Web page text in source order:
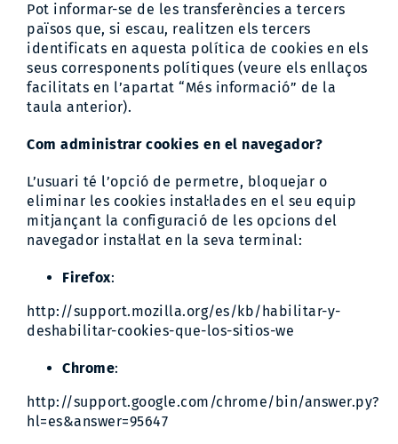
Pot informar-se de les transferències a tercers
països que, si escau, realitzen els tercers
identificats en aquesta política de cookies en els
seus corresponents polítiques (veure els enllaços
facilitats en l’apartat “Més informació” de la
taula anterior).
Com administrar cookies en el navegador?
L’usuari té l’opció de permetre, bloquejar o
eliminar les cookies instal·lades en el seu equip
mitjançant la configuració de les opcions del
navegador instal·lat en la seva terminal:
Firefox:
http://support.mozilla.org/es/kb/habilitar-y-
deshabilitar-cookies-que-los-sitios-we
Chrome:
http://support.google.com/chrome/bin/answer.py?
hl=es&answer=95647